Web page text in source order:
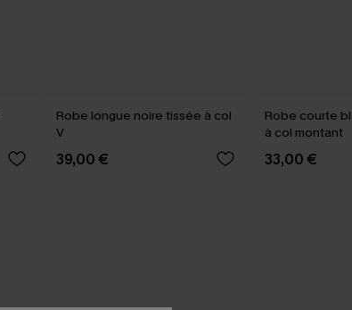
Robe longue noire tissée à col
V
39,00 €
Robe courte
à col montant
33,00 €